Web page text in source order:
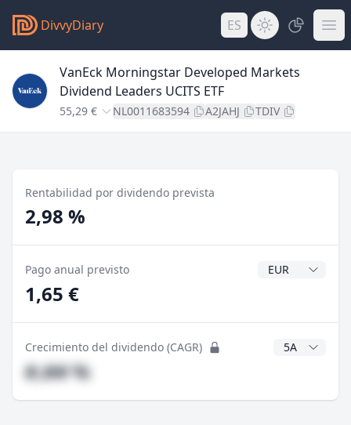
DivvyDiary ES
VanEck Morningstar Developed Markets
Dividend Leaders UCITS ETF
55,29 € NL0011683594 A2JAHJ TDIV
Rentabilidad por dividendo prevista
2,98 %
Pago anual previsto Divisa del
1,65 €
Crecimiento del dividendo (CAGR) Años CAGR
#,## %